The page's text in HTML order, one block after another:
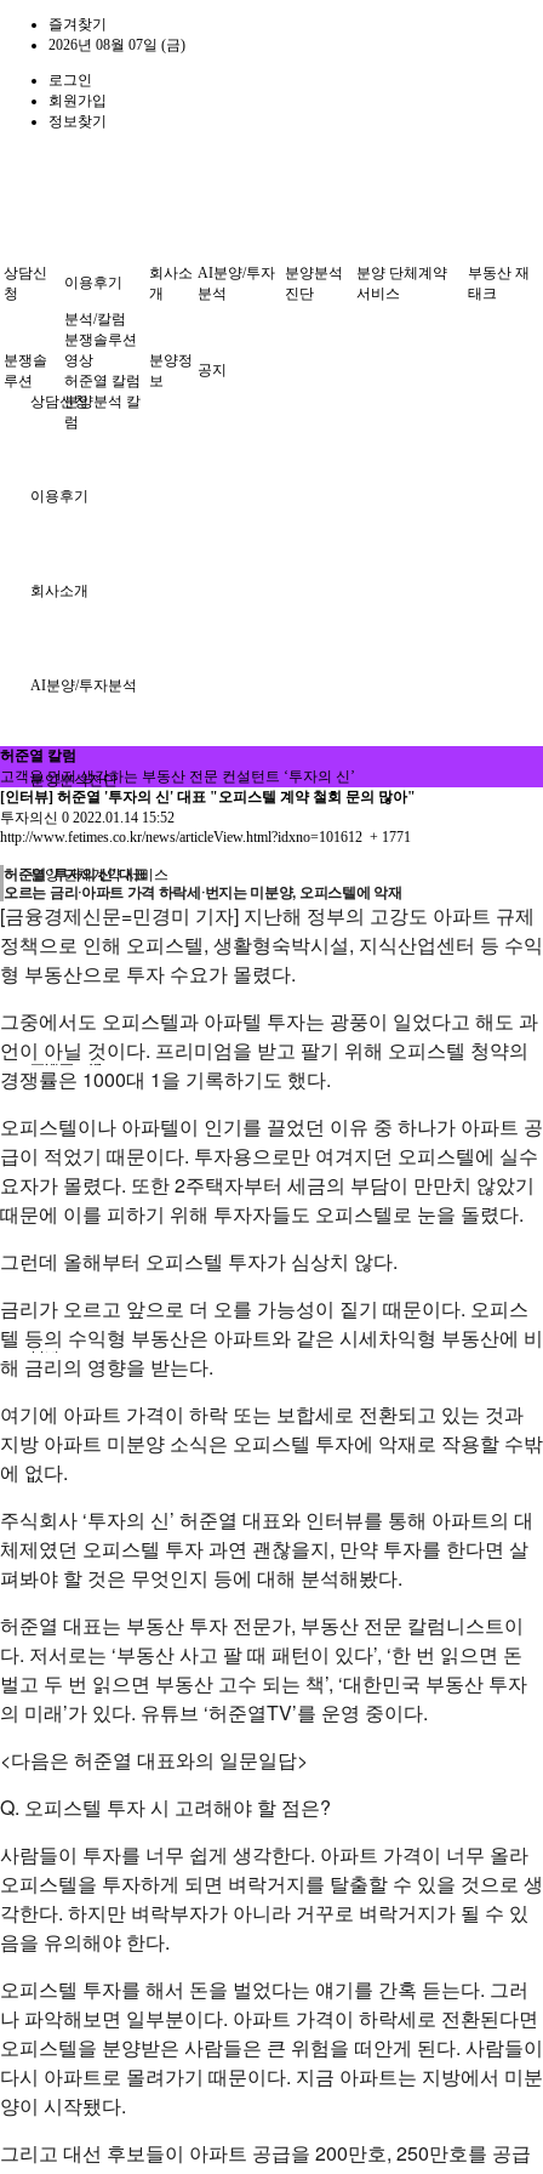
즐겨찾기
2026년 08월 07일 (금)
로그인
회원가입
정보찾기
상담신청
이용후기
회사소개
AI분양/투자분석
분양분석진단
분양 단체계약 서비스
부동산 재태크
분쟁솔루션
분석/칼럼
분양정보
공지
상담신
청
이용후기
회사소
개
AI분양/투자
분석
분양분석
진단
분양 단체계약
서비스
부동산 재
태크
분쟁솔
루션
분석/칼럼
분쟁솔루션
영상
허준열 칼럼
분양분석 칼
럼
분양정
보
공지
허준열 칼럼
고객을 먼저 생각하는 부동산 전문 컨설턴트 ‘투자의 신’
[인터뷰] 허준열 '투자의 신' 대표 "오피스텔 계약 철회 문의 많아"
투자의신 0 2022.01.14 15:52
http://www.fetimes.co.kr/news/articleView.html?idxno=101612 + 1771
허준열 '투자의 신' 대표
오르는 금리‧아파트 가격 하락세‧번지는 미분양, 오피스텔에 악재
[금융경제신문=민경미 기자] 지난해 정부의 고강도 아파트 규제
정책으로 인해 오피스텔, 생활형숙박시설, 지식산업센터 등 수익
형 부동산으로 투자 수요가 몰렸다.
그중에서도 오피스텔과 아파텔 투자는 광풍이 일었다고 해도 과
언이 아닐 것이다. 프리미엄을 받고 팔기 위해 오피스텔 청약의
경쟁률은 1000대 1을 기록하기도 했다.
오피스텔이나 아파텔이 인기를 끌었던 이유 중 하나가 아파트 공
급이 적었기 때문이다. 투자용으로만 여겨지던 오피스텔에 실수
요자가 몰렸다. 또한 2주택자부터 세금의 부담이 만만치 않았기
때문에 이를 피하기 위해 투자자들도 오피스텔로 눈을 돌렸다.
그런데 올해부터 오피스텔 투자가 심상치 않다.
금리가 오르고 앞으로 더 오를 가능성이 짙기 때문이다. 오피스
텔 등의 수익형 부동산은 아파트와 같은 시세차익형 부동산에 비
해 금리의 영향을 받는다.
여기에 아파트 가격이 하락 또는 보합세로 전환되고 있는 것과
지방 아파트 미분양 소식은 오피스텔 투자에 악재로 작용할 수밖
에 없다.
주식회사 ‘투자의 신’ 허준열 대표와 인터뷰를 통해 아파트의 대
체제였던 오피스텔 투자 과연 괜찮을지, 만약 투자를 한다면 살
펴봐야 할 것은 무엇인지 등에 대해 분석해봤다.
허준열 대표는 부동산 투자 전문가, 부동산 전문 칼럼니스트이
다. 저서로는 ‘부동산 사고 팔 때 패턴이 있다’, ‘한 번 읽으면 돈
벌고 두 번 읽으면 부동산 고수 되는 책’, ‘대한민국 부동산 투자
의 미래’가 있다. 유튜브 ‘허준열TV’를 운영 중이다.
<다음은 허준열 대표와의 일문일답>
Q. 오피스텔 투자 시 고려해야 할 점은?
사람들이 투자를 너무 쉽게 생각한다. 아파트 가격이 너무 올라
오피스텔을 투자하게 되면 벼락거지를 탈출할 수 있을 것으로 생
각한다. 하지만 벼락부자가 아니라 거꾸로 벼락거지가 될 수 있
음을 유의해야 한다.
오피스텔 투자를 해서 돈을 벌었다는 얘기를 간혹 듣는다. 그러
나 파악해보면 일부분이다. 아파트 가격이 하락세로 전환된다면
오피스텔을 분양받은 사람들은 큰 위험을 떠안게 된다. 사람들이
다시 아파트로 몰려가기 때문이다. 지금 아파트는 지방에서 미분
양이 시작됐다.
그리고 대선 후보들이 아파트 공급을 200만호, 250만호를 공급